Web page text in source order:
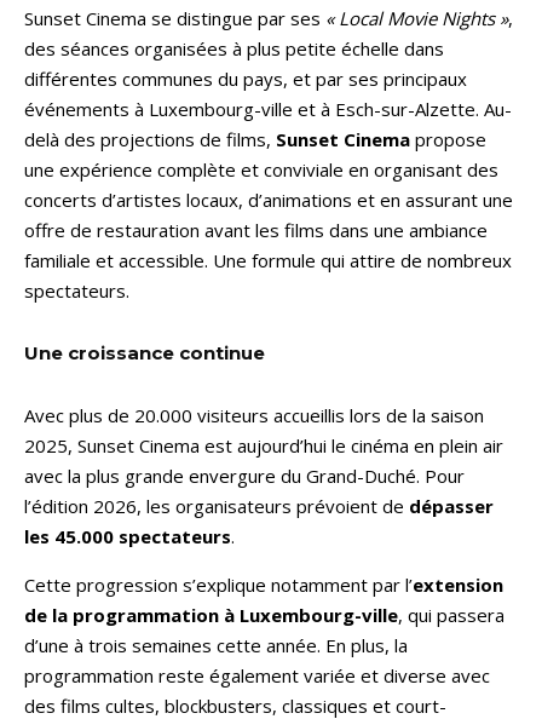
Sunset Cinema se distingue par ses « Local Movie Nights »,
des séances organisées à plus petite échelle dans
différentes communes du pays, et par ses principaux
événements à Luxembourg-ville et à Esch-sur-Alzette. Au-
delà des projections de films, Sunset Cinema propose
une expérience complète et conviviale en organisant des
concerts d’artistes locaux, d’animations et en assurant une
offre de restauration avant les films dans une ambiance
familiale et accessible. Une formule qui attire de nombreux
spectateurs.
Une croissance continue
Avec plus de 20.000 visiteurs accueillis lors de la saison
2025, Sunset Cinema est aujourd’hui le cinéma en plein air
avec la plus grande envergure du Grand-Duché. Pour
l’édition 2026, les organisateurs prévoient de dépasser
les 45.000 spectateurs.
Cette progression s’explique notamment par l’extension
de la programmation à Luxembourg-ville, qui passera
d’une à trois semaines cette année. En plus, la
programmation reste également variée et diverse avec
des films cultes, blockbusters, classiques et court-